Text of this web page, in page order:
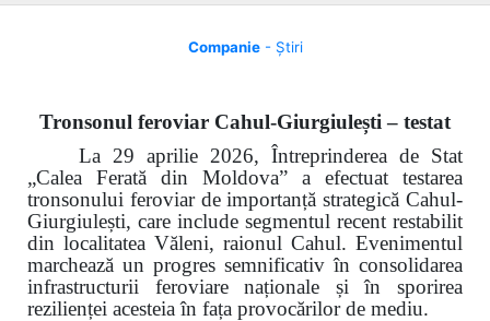
Companie- Știri
Tronsonul feroviar Cahul-Giurgiulești – testat
La 29 aprilie 2026, Întreprinderea de Stat
„Calea Ferată din Moldova” a efectuat testarea
tronsonului feroviar de importanță strategică Cahul-
Giurgiulești, care include segmentul recent restabilit
din localitatea Văleni, raionul Cahul. Evenimentul
marchează un progres semnificativ în consolidarea
infrastructurii feroviare naționale și în sporirea
rezilienței acesteia în fața provocărilor de mediu.